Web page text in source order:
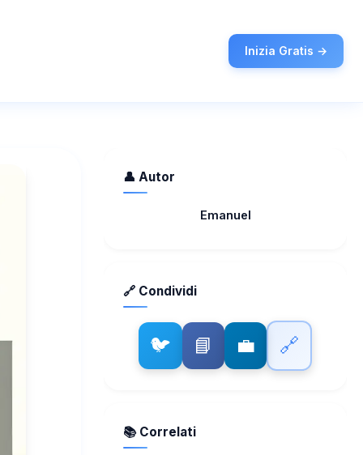
Inizia Gratis →
👤 Autor
Emanuel
🔗 Condividi
🐦 📘 💼 🔗
📚 Correlati